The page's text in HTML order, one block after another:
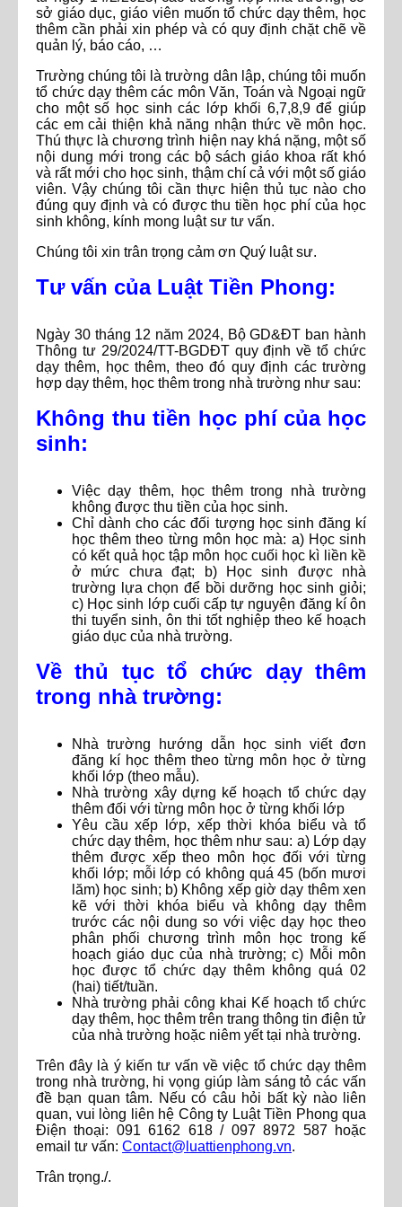
sở giáo dục, giáo viên muốn tổ chức dạy thêm, học
thêm cần phải xin phép và có quy định chặt chẽ về
quản lý, báo cáo, …
Trường chúng tôi là trường dân lập, chúng tôi muốn
tổ chức dạy thêm các môn Văn, Toán và Ngoại ngữ
cho một số học sinh các lớp khối 6,7,8,9 để giúp
các em cải thiện khả năng nhận thức về môn học.
Thú thực là chương trình hiện nay khá nặng, một số
nội dung mới trong các bộ sách giáo khoa rất khó
và rất mới cho học sinh, thậm chí cả với một số giáo
viên. Vậy chúng tôi cần thực hiện thủ tục nào cho
đúng quy định và có được thu tiền học phí của học
sinh không, kính mong luật sư tư vấn.
Chúng tôi xin trân trọng cảm ơn Quý luật sư.
Tư vấn của Luật Tiền Phong:
Ngày 30 tháng 12 năm 2024, Bộ GD&ĐT ban hành
Thông tư 29/2024/TT-BGDĐT quy định về tổ chức
dạy thêm, học thêm, theo đó quy định các trường
hợp dạy thêm, học thêm trong nhà trường như sau:
Không thu tiền học phí của học
sinh:
Việc dạy thêm, học thêm trong nhà trường
không được thu tiền của học sinh.
Chỉ dành cho các đối tượng học sinh đăng kí
học thêm theo từng môn học mà: a) Học sinh
có kết quả học tập môn học cuối học kì liền kề
ở mức chưa đạt; b) Học sinh được nhà
trường lựa chọn để bồi dưỡng học sinh giỏi;
c) Học sinh lớp cuối cấp tự nguyện đăng kí ôn
thi tuyển sinh, ôn thi tốt nghiệp theo kế hoạch
giáo dục của nhà trường.
Về thủ tục tổ chức dạy thêm
trong nhà trường:
Nhà trường hướng dẫn học sinh viết đơn
đăng kí học thêm theo từng môn học ở từng
khối lớp (theo mẫu).
Nhà trường xây dựng kế hoạch tổ chức dạy
thêm đối với từng môn học ở từng khối lớp
Yêu cầu xếp lớp, xếp thời khóa biểu và tổ
chức dạy thêm, học thêm như sau: a) Lớp dạy
thêm được xếp theo môn học đối với từng
khối lớp; mỗi lớp có không quá 45 (bốn mươi
lăm) học sinh; b) Không xếp giờ dạy thêm xen
kẽ với thời khóa biểu và không dạy thêm
trước các nội dung so với việc dạy học theo
phân phối chương trình môn học trong kế
hoạch giáo dục của nhà trường; c) Mỗi môn
học được tổ chức dạy thêm không quá 02
(hai) tiết/tuần.
Nhà trường phải công khai Kế hoạch tổ chức
dạy thêm, học thêm trên trang thông tin điện tử
của nhà trường hoặc niêm yết tại nhà trường.
Trên đây là ý kiến tư vấn về việc tổ chức dạy thêm
trong nhà trường, hi vọng giúp làm sáng tỏ các vấn
đề bạn quan tâm. Nếu có câu hỏi bất kỳ nào liên
quan, vui lòng liên hệ Công ty Luật Tiền Phong qua
Điện thoại: 091 6162 618 / 097 8972 587 hoặc
email tư vấn: Contact@luattienphong.vn.
Trân trọng./.